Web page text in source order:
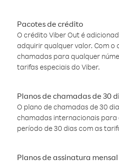
Pacotes de crédito
O crédito Viber Out é
adquirir qualquer valor. Com o
chamadas para qualquer
tarifas especiais do Viber.
Planos de chamadas de 30
O plano de chamadas de 30
chamadas internacionais para
período de 30 dias com as
Planos de assinatura mensal